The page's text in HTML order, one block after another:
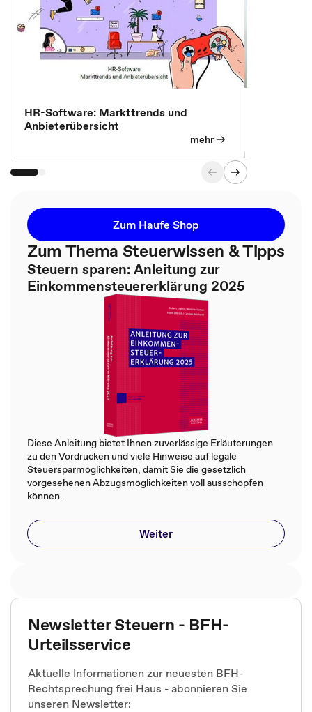
HR-Software: Markttrends und
Anbieterübersicht
mehr
Zum Haufe Shop
Zum Thema Steuerwissen & Tipps
Steuern sparen: Anleitung zur
Einkommensteuererklärung 2025
Diese Anleitung bietet Ihnen zuverlässige Erläuterungen
zu den Vordrucken und viele Hinweise auf legale
Steuersparmöglichkeiten, damit Sie die gesetzlich
vorgesehenen Abzugsmöglichkeiten voll ausschöpfen
können.
Weiter
Newsletter Steuern - BFH-
Urteilsservice
Aktuelle Informationen zur neuesten BFH-
Rechtsprechung frei Haus - abonnieren Sie
unseren Newsletter: